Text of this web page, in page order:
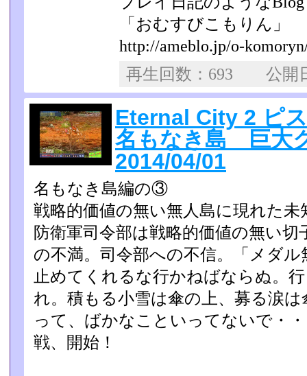
「おむすびこもりん」
http://ameblo.jp/o-
再生回数：693 公
Eternal City 2 ピ
名もなき島 巨大
2014/04/01
名もなき島編の③
戦略的価値の無い無人島に現れた
防衛軍司令部は戦略的価値­の無い
の不満。司令部への不信。「メダ
止めてくれるな行かねばならぬ。
れ。積もる小雪は傘の上、­募る涙は
って、ばかなこといってないで・
戦、開始！